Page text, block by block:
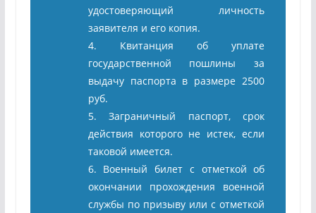
удостоверяющий личность
заявителя и его копия.
4. Квитанция об уплате
государственной пошлины за
выдачу паспорта в размере 2500
руб.
5. Заграничный паспорт, срок
действия которого не истек, если
таковой имеется.
6. Военный билет с отметкой об
окончании прохождения военной
службы по призыву или с отметкой